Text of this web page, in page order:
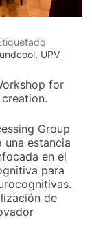
, UPV
for
Group
una estancia
en el
para
de